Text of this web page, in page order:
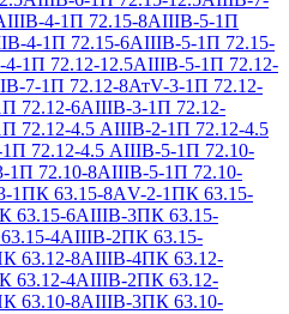
4-1П 72.15-8АIIIВ-5-1П
4-1П 72.15-6АIIIВ-5-1П 72.15-
1П 72.12-12.5АIIIВ-5-1П 72.12-
7-1П 72.12-8АтV-3-1П 72.12-
П 72.12-6АIIIВ-3-1П 72.12-
П 72.12-4.5 АIIIВ-2-1П 72.12-4.5
П 72.12-4.5 АIIIВ-5-1П 72.10-
1П 72.10-8АIIIВ-5-1П 72.10-
1ПК 63.15-8АV-2-1ПК 63.15-
63.15-6АIIIВ-3ПК 63.15-
4АIIIВ-2ПК 63.15-
63.12-8АIIIВ-4ПК 63.12-
63.12-4АIIIВ-2ПК 63.12-
63.10-8АIIIВ-3ПК 63.10-